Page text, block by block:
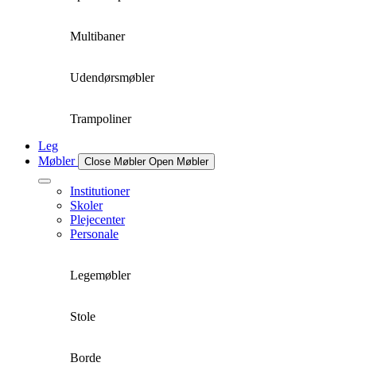
Multibaner
Udendørsmøbler
Trampoliner
Leg
Møbler
Close Møbler Open Møbler
Institutioner
Skoler
Plejecenter
Personale
Legemøbler
Stole
Borde